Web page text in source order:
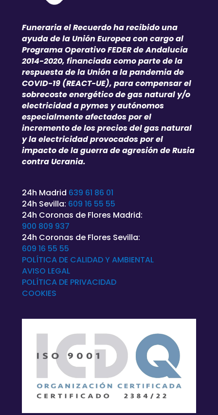
Funeraria el Recuerdo ha recibido una
ayuda de la Unión Europea con cargo al
Programa Operativo FEDER de Andalucía
2014-2020, financiada como parte de la
respuesta de la Unión a la pandemia de
COVID-19 (REACT-UE), para compensar el
sobrecoste energético de gas natural y/o
electricidad a pymes y autónomos
especialmente afectados por el
incremento de los precios del gas natural
y la electricidad provocados por el
impacto de la guerra de agresión de Rusia
contra Ucrania.
24h Madrid 639 61 86 01
24h Sevilla: 609 16 55 55
24h Coronas de Flores Madrid:
900 809 937
24h Coronas de Flores Sevilla:
609 16 55 55
POLÍTICA DE CALIDAD Y AMBIENTAL
AVISO LEGAL
POLÍTICA DE PRIVACIDAD
COOKIES